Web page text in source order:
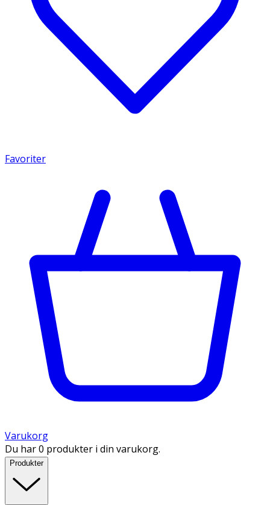
Favoriter
Varukorg
Du har 0 produkter i din varukorg.
Produkter